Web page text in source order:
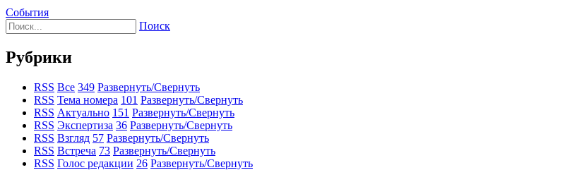
События
Поиск
Рубрики
RSS Все 349 Развернуть/Свернуть
RSS Тема номера 101 Развернуть/Свернуть
RSS Актуально 151 Развернуть/Свернуть
RSS Экспертиза 36 Развернуть/Свернуть
RSS Взгляд 57 Развернуть/Свернуть
RSS Встреча 73 Развернуть/Свернуть
RSS Голос редакции 26 Развернуть/Свернуть